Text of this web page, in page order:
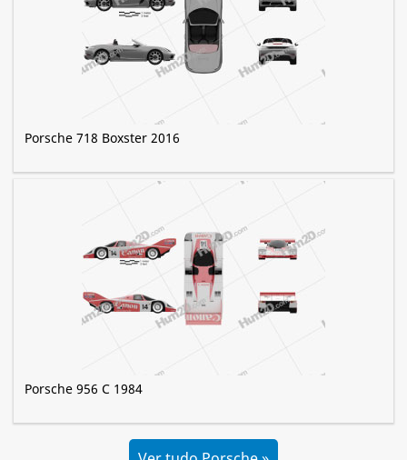
Porsche 718 Boxster 2016
Porsche 956 C 1984